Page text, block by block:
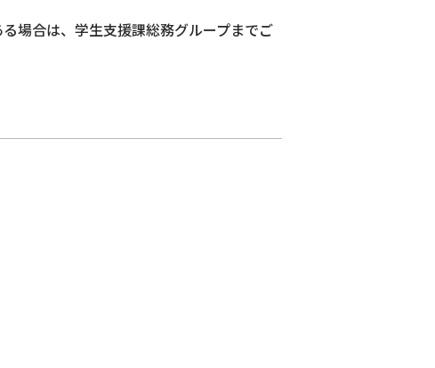
場合は、学生支援課総務グループまでご